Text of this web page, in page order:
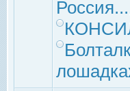
Россия...